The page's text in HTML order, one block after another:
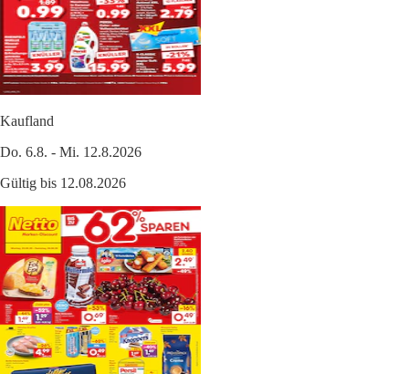
Kaufland
Do. 6.8. - Mi. 12.8.2026
Gültig bis 12.08.2026